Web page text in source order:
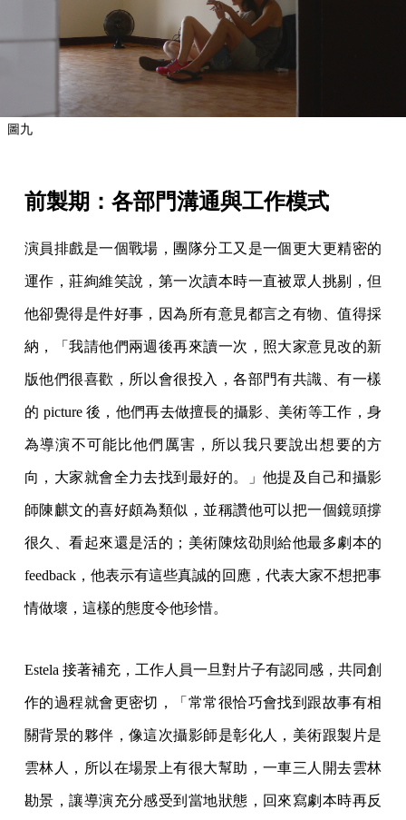
圖九
前製期：各部門溝通與工作模式
演員排戲是一個戰場，團隊分工又是一個更大更精密的
運作，莊絢維笑說，第一次讀本時一直被眾人挑剔，但
他卻覺得是件好事，因為所有意見都言之有物、值得採
納，「我請他們兩週後再來讀一次，照大家意見改的新
版他們很喜歡，所以會很投入，各部門有共識、有一樣
的 picture 後，他們再去做擅長的攝影、美術等工作，身
為導演不可能比他們厲害，所以我只要說出想要的方
向，大家就會全力去找到最好的。」他提及自己和攝影
師陳麒文的喜好頗為類似，並稱讚他可以把一個鏡頭撐
很久、看起來還是活的；美術陳炫劭則給他最多劇本的
feedback，他表示有這些真誠的回應，代表大家不想把事
情做壞，這樣的態度令他珍惜。
Estela 接著補充，工作人員一旦對片子有認同感，共同創
作的過程就會更密切，「常常很恰巧會找到跟故事有相
關背景的夥伴，像這次攝影師是彰化人，美術跟製片是
雲林人，所以在場景上有很大幫助，一車三人開去雲林
勘景，讓導演充分感受到當地狀態，回來寫劇本時再反